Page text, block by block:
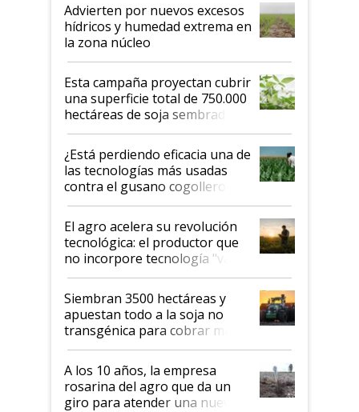
Advierten por nuevos excesos
hídricos y humedad extrema en
la zona núcleo
Esta campaña proyectan cubrir
una superficie total de 750.000
hectáreas de soja sembradas
con una nueva generación de
variedades que marcan un
salto tecnológico en genética y
rendimiento
¿Está perdiendo eficacia una de
las tecnologías más usadas
contra el gusano cogollero? El
desafío de una tecnología clave
El agro acelera su revolución
tecnológica: el productor que
no incorpore tecnología "va a
perder el tren"
Siembran 3500 hectáreas y
apuestan todo a la soja no
transgénica para cobrar más
por tonelada: compraron un
semillero
A los 10 años, la empresa
rosarina del agro que da un
giro para atender una nueva